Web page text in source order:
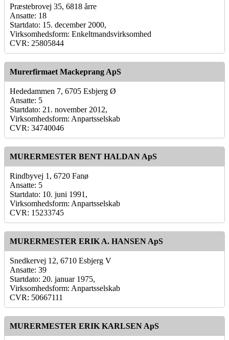
Præstebrovej 35, 6818 årre
Ansatte: 18
Startdato: 15. december 2000,
Virksomhedsform: Enkeltmandsvirksomhed
CVR: 25805844
Murerfirmaet Mackeprang ApS
Hededammen 7, 6705 Esbjerg Ø
Ansatte: 5
Startdato: 21. november 2012,
Virksomhedsform: Anpartsselskab
CVR: 34740046
MURERMESTER BENT HALDAN ApS
Rindbyvej 1, 6720 Fanø
Ansatte: 5
Startdato: 10. juni 1991,
Virksomhedsform: Anpartsselskab
CVR: 15233745
MURERMESTER ERIK A. HANSEN ApS
Snedkervej 12, 6710 Esbjerg V
Ansatte: 39
Startdato: 20. januar 1975,
Virksomhedsform: Anpartsselskab
CVR: 50667111
MURERMESTER ERIK KARLSEN ApS